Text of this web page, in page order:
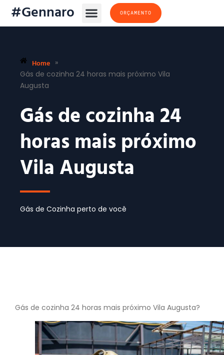
#Gennaro ORÇAMENTO
Home »
Gás de cozinha 24 horas mais próximo Vila
Augusta
Gás de cozinha 24
horas mais próximo
Vila Augusta
Gás de Cozinha perto de você
Gás de cozinha 24 horas mais próximo Vila Augusta?